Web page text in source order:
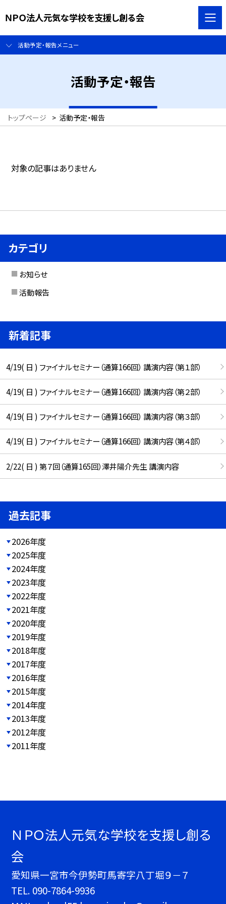
ＮＰＯ法人元気な学校を支援し創る会
活動予定・報告メニュー
活動予定・報告
トップページ > 活動予定・報告
対象の記事はありません
カテゴリ
お知らせ
活動報告
新着記事
4/19( 日 ) ファイナルセミナー（通算166回） 講演内容（第１部）
4/19( 日 ) ファイナルセミナー（通算166回） 講演内容（第２部）
4/19( 日 ) ファイナルセミナー（通算166回） 講演内容（第３部）
4/19( 日 ) ファイナルセミナー（通算166回） 講演内容（第４部）
2/22( 日 ) 第７回（通算165回）澤井陽介先生 講演内容
過去記事
2026年度
2025年度
2024年度
2023年度
2022年度
2021年度
2020年度
2019年度
2018年度
2017年度
2016年度
2015年度
2014年度
2013年度
2012年度
2011年度
ＮＰＯ法人元気な学校を支援し創る
会
愛知県一宮市今伊勢町馬寄字八丁堀９－７
TEL. 090-7864-9936